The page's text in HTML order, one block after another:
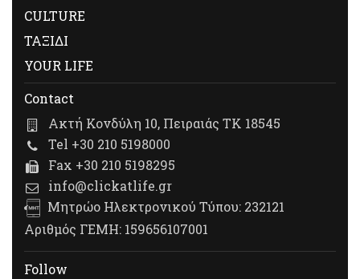
CULTURE
ΤΑΞΙΔΙ
YOUR LIFE
Contact
Ακτή Κονδύλη 10, Πειραιάς ΤΚ 18545
Tel +30 210 5198000
Fax +30 210 5198295
info@clickatlife.gr
Μητρώο Ηλεκτρονικού Τύπου: 232121
Αριθμός ΓΕΜΗ: 159656107001
Follow